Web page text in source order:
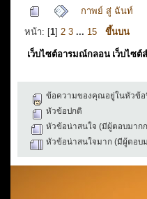
กาพย์ สู่ ฉันท์
หน้า: [1] 2 3 ... 15 ขึ้นบน
เว็บไซต์อารมณ์กลอน เว็บไซ
ข้อความของคุณอยู่ในหัวข้
หัวข้อปกติ
หัวข้อน่าสนใจ (มีผู้ตอบมาก
หัวข้อน่าสนใจมาก (มีผู้ตอบ